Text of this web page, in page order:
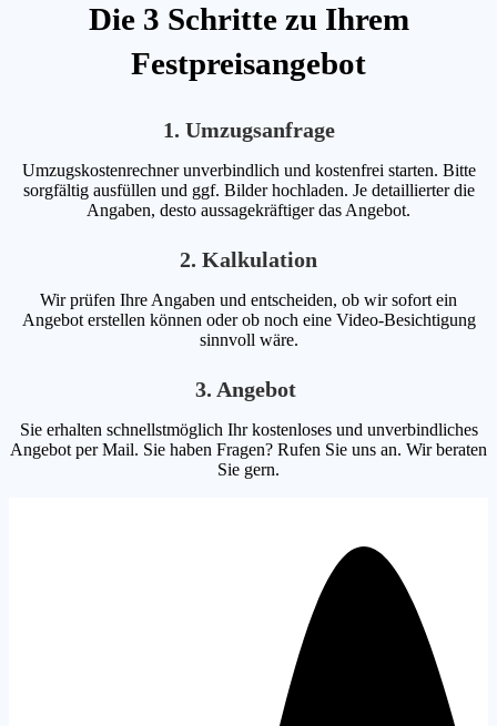
Die 3 Schritte zu Ihrem
Festpreisangebot
1. Umzugsanfrage
Umzugskostenrechner unverbindlich und kostenfrei starten. Bitte
sorgfältig ausfüllen und ggf. Bilder hochladen. Je detaillierter die
Angaben, desto aussagekräftiger das Angebot.
2. Kalkulation
Wir prüfen Ihre Angaben und entscheiden, ob wir sofort ein
Angebot erstellen können oder ob noch eine Video-Besichtigung
sinnvoll wäre.
3. Angebot
Sie erhalten schnellstmöglich Ihr kostenloses und unverbindliches
Angebot per Mail. Sie haben Fragen? Rufen Sie uns an. Wir beraten
Sie gern.